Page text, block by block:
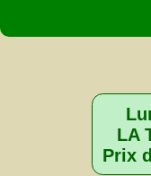
LA
Prix